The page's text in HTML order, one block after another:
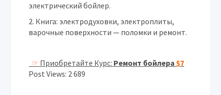
электрический бойлер.
Книга: электродуховки, электроплиты,
варочные поверхности — поломки и ремонт.
☞ Приобретайте Курс: Ремонт бойлера$7
Post Views: 2 689